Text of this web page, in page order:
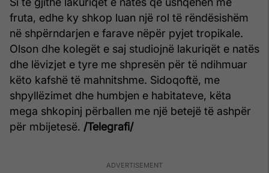
fruta, edhe ky shkop luan një rol të rëndësishëm
në shpërndarjen e farave nëpër pyjet tropikale.
Olson dhe kolegët e saj studiojnë lakuriqët e natës
dhe lëvizjet e tyre me shpresën për të ndihmuar
këto kafshë të mahnitshme. Sidoqoftë, me
shpyllëzimet dhe humbjen e habitateve, këta
mega shkopinj përballen me një betejë të ashpër
për mbijetesë. /Telegrafi/